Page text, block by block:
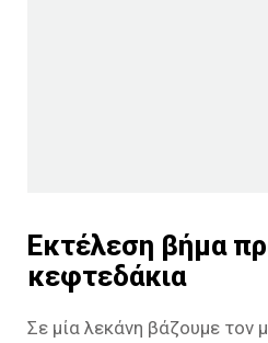
Εκτέλεση βήμα
κεφτεδάκια
Σε μία λεκάνη βάζουμε τον